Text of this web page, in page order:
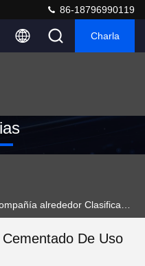
86-18796990119
Charla
De Uso